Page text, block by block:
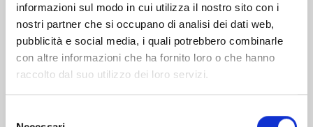
informazioni sul modo in cui utilizza il nostro sito con i
nostri partner che si occupano di analisi dei dati web,
pubblicità e social media, i quali potrebbero combinarle
con altre informazioni che ha fornito loro o che hanno
raccolto dal suo utilizzo dei loro servizi.